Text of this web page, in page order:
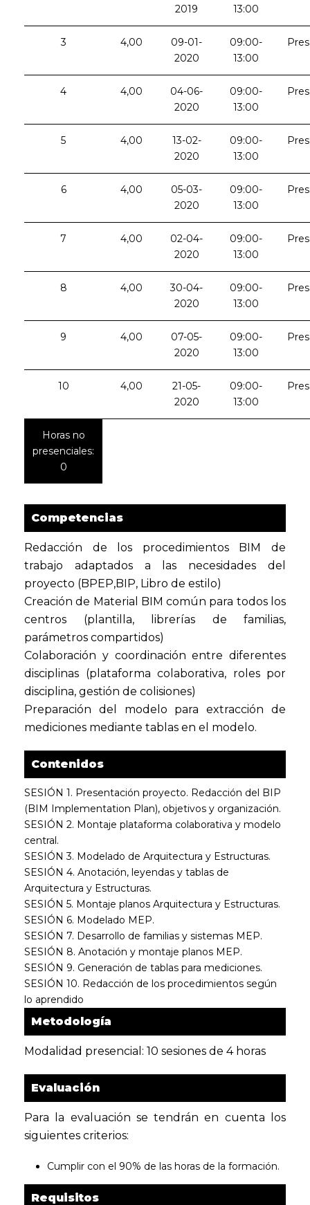
2019
13:00
3 4,00
09-01-
2020
09:00-
13:00
4 4,00
04-06-
2020
09:00-
13:00
5 4,00
13-02-
2020
09:00-
13:00
6 4,00
05-03-
2020
09:00-
13:00
7 4,00
02-04-
2020
09:00-
13:00
8 4,00
30-04-
2020
09:00-
13:00
9 4,00
07-05-
2020
09:00-
13:00
10 4,00
21-05-
2020
09:00-
13:00
Horas no
presenciales:
0
Competencias
Redacción de los procedimientos BIM de
trabajo adaptados a las necesidades del
proyecto (BPEP,BIP, Libro de estilo)
Creación de Material BIM común para todos los
centros (plantilla, librerías de familias,
parámetros compartidos)
Colaboración y coordinación entre diferentes
disciplinas (plataforma colaborativa, roles por
disciplina, gestión de colisiones)
Preparación del modelo para extracción de
mediciones mediante tablas en el modelo.
Contenidos
SESIÓN 1. Presentación proyecto. Redacción del BIP
(BIM Implementation Plan), objetivos y organización.
SESIÓN 2. Montaje plataforma colaborativa y modelo
central.
SESIÓN 3. Modelado de Arquitectura y Estructuras.
SESIÓN 4. Anotación, leyendas y tablas de
Arquitectura y Estructuras.
SESIÓN 5. Montaje planos Arquitectura y Estructuras.
SESIÓN 6. Modelado MEP.
SESIÓN 7. Desarrollo de familias y sistemas MEP.
SESIÓN 8. Anotación y montaje planos MEP.
SESIÓN 9. Generación de tablas para mediciones.
SESIÓN 10. Redacción de los procedimientos según
lo aprendido
Metodología
Modalidad presencial: 10 sesiones de 4 horas
Evaluación
Para la evaluación se tendrán en cuenta los
siguientes criterios:
Cumplir con el 90% de las horas de la formación.
Requisitos